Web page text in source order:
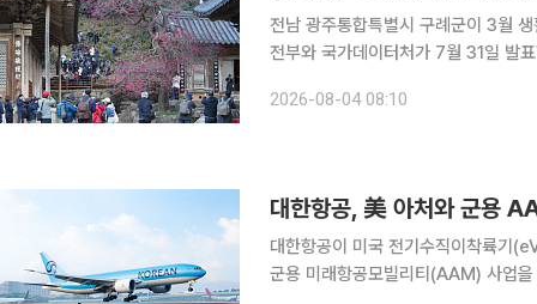
전남 광주통합특별시 구례군이 3월 생활인
전부와 국가데이터처가 7월 31일 발표
2026-08-04 08:10
대한항공, 美 아처와 군용
대한항공이 미국 전기수직이착륙
군용 미래항공모빌리티(AAM) 사업